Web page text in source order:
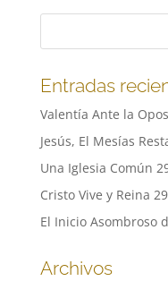
Entradas
Valentía Ante la
Jesús, El Mesías
Una Iglesia Común
Cristo Vive y Reina
El Inicio Asombroso
Archivos